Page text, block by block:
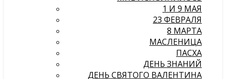
1 И 9 МАЯ
23 ФЕВРАЛЯ
8 МАРТА
МАСЛЕНИЦА
ПАСХА
ДЕНЬ ЗНАНИЙ
ДЕНЬ СВЯТОГО ВАЛЕНТИНА